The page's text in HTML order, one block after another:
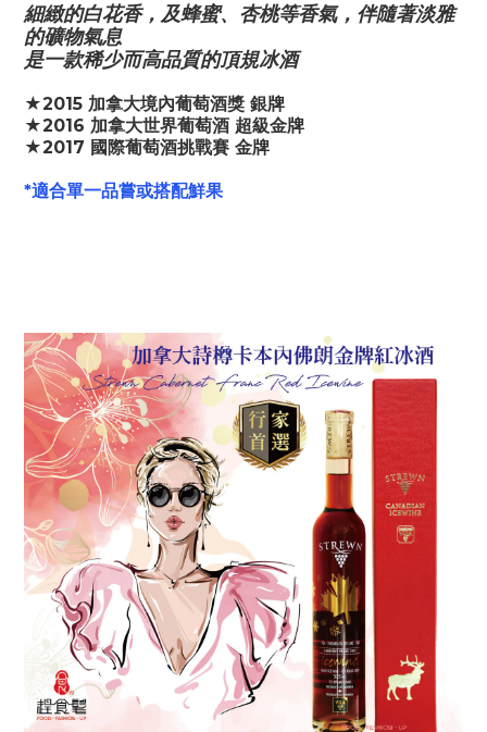
細緻的白花香，及蜂蜜、杏桃等香氣，伴隨著淡雅
的礦物氣息
是一款稀少而高品質的頂規冰酒
★2015 加拿大境內葡萄酒獎 銀牌
★2016 加拿大世界葡萄酒 超級金牌
★2017 國際葡萄酒挑戰賽 金牌
*適合單一品嘗或搭配鮮果